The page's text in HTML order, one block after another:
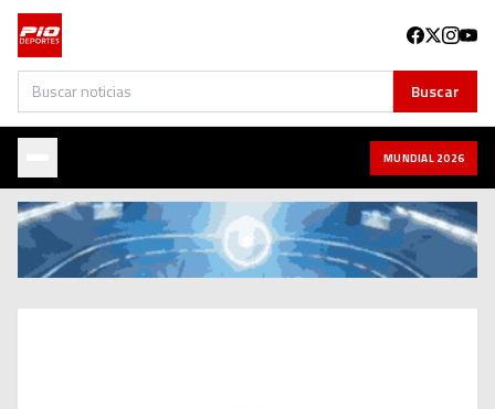
Buscar Buscar
MUNDIAL 2026